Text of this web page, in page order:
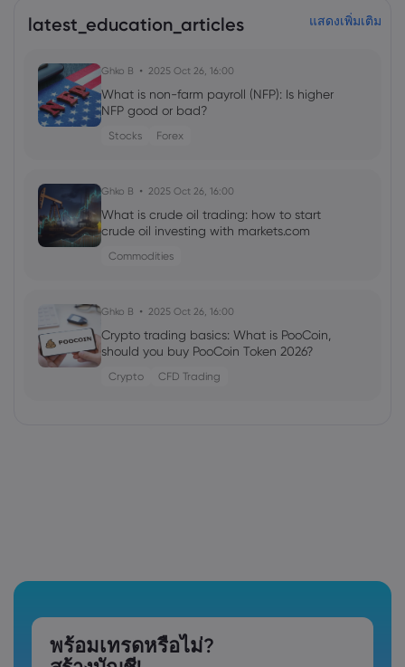
latest_education_articles แสดงเพิ่มเติม
Ghko B 2025 Oct 26, 16:00
What is non-farm payroll (NFP): Is higher
NFP good or bad?
Stocks Forex
Ghko B 2025 Oct 26, 16:00
What is crude oil trading: how to start
crude oil investing with markets.com
Commodities
Ghko B 2025 Oct 26, 16:00
Crypto trading basics: What is PooCoin,
should you buy PooCoin Token 2026?
Crypto CFD Trading
พร้อมเทรดหรือไม่?